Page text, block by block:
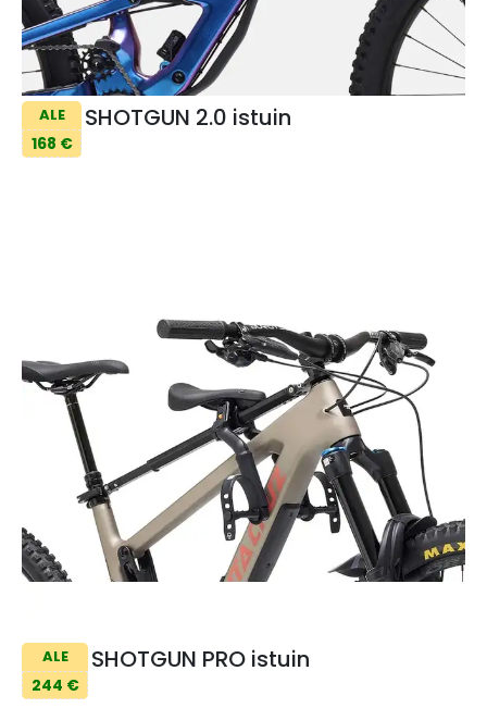
ALE
168 €
SHOTGUN 2.0 istuin
ALE
244 €
SHOTGUN PRO istuin